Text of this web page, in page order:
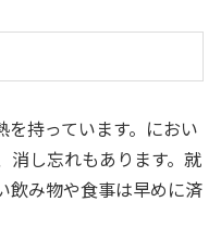
持っています。におい
消し忘れもあります。就
飲み物や食事は早めに済